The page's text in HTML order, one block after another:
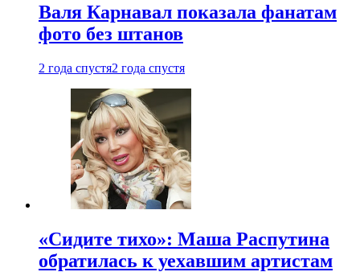
Валя Карнавал показала фанатам
фото без штанов
2 года спустя2 года спустя
«Сидите тихо»: Маша Распутина
обратилась к уехавшим артистам